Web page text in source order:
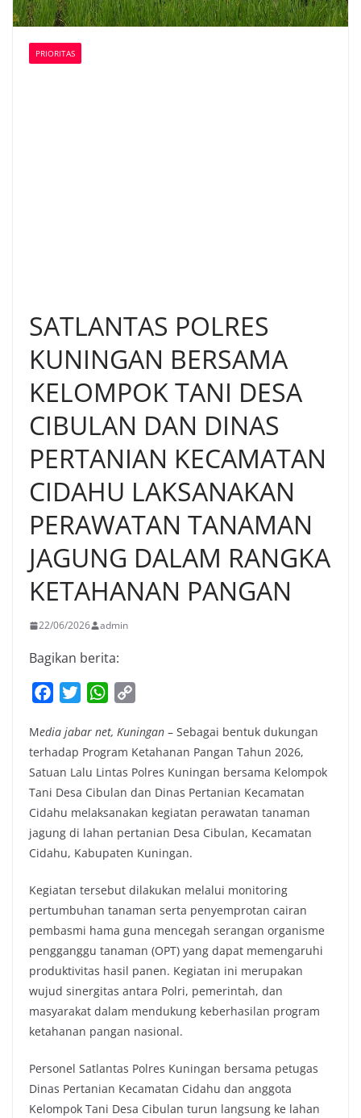
PRIORITAS
SATLANTAS POLRES
KUNINGAN BERSAMA
KELOMPOK TANI DESA
CIBULAN DAN DINAS
PERTANIAN KECAMATAN
CIDAHU LAKSANAKAN
PERAWATAN TANAMAN
JAGUNG DALAM RANGKA
KETAHANAN PANGAN
22/06/2026 admin
Bagikan berita:
c
e
b
o
o
k
i
t
t
e
r
W
a
t
s
A
p
p
p
y
L
i
n
k
Media jabar net, Kuningan – Sebagai bentuk dukungan
terhadap Program Ketahanan Pangan Tahun 2026,
Satuan Lalu Lintas Polres Kuningan bersama Kelompok
Tani Desa Cibulan dan Dinas Pertanian Kecamatan
Cidahu melaksanakan kegiatan perawatan tanaman
jagung di lahan pertanian Desa Cibulan, Kecamatan
Cidahu, Kabupaten Kuningan.
Kegiatan tersebut dilakukan melalui monitoring
pertumbuhan tanaman serta penyemprotan cairan
pembasmi hama guna mencegah serangan organisme
pengganggu tanaman (OPT) yang dapat memengaruhi
produktivitas hasil panen. Kegiatan ini merupakan
wujud sinergitas antara Polri, pemerintah, dan
masyarakat dalam mendukung keberhasilan program
ketahanan pangan nasional.
Personel Satlantas Polres Kuningan bersama petugas
Dinas Pertanian Kecamatan Cidahu dan anggota
Kelompok Tani Desa Cibulan turun langsung ke lahan